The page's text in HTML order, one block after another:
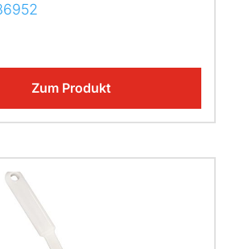
Zum Produkt